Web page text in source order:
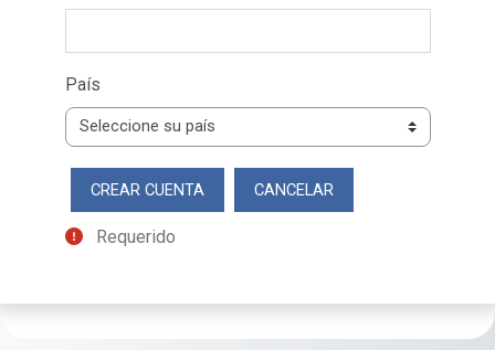
País
Requerido